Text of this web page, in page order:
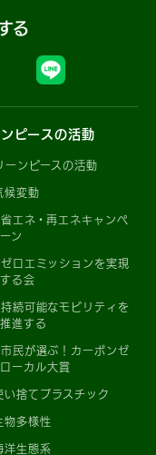
る
ピースの活動
ーンピースの活動
候変動
省エネ・再エネキャンペ
ーン
ゼロエミッションを実現
する会
持続可能なモビリティを
推進する
市民が選ぶ！カーボンゼ
ローカル大賞
い捨てプラスチック
物多様性
洋生態系